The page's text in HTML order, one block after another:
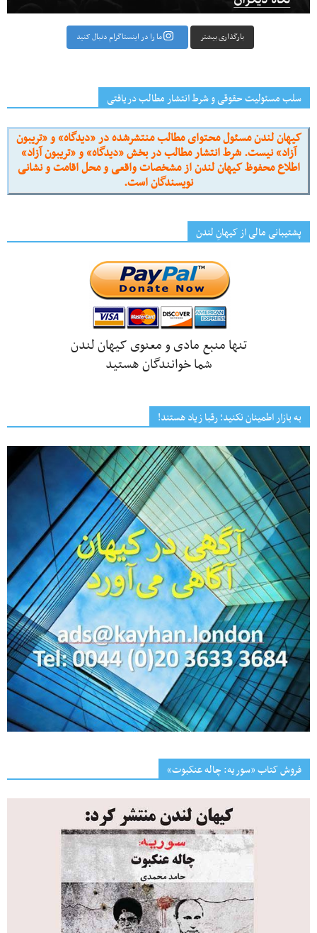
بارگذاری بیشتر ما را در اینستاگرام دنبال کنید
سلب مسئولیت حقوقی و شرط انتشار مطالب دریافتی
کیهان لندن مسئول محتوای مطالب منتشرشده در «دیدگاه» و «تریبون
آزاد» نیست. شرط انتشار مطالب در بخش «دیدگاه» و «تریبون آزاد»
اطلاع محفوظ کیهان لندن از مشخصات واقعی و محل اقامت و نشانی
نویسندگان است.
پشتیبانی مالی از کیهانِ لندن
تنها منبع مادی و معنوی کیهان لندن
شما خوانندگان هستید
به بازار اطمینان نکنید؛ رقبا زیاد هستند!
فروش کتاب «سوریه: چاله عنکبوت»